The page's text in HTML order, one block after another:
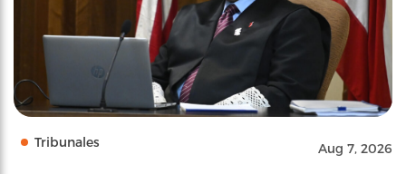
Tribunales Aug 7, 2026